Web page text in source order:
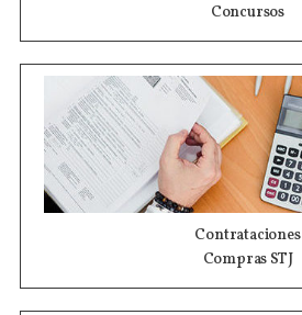
Concursos
Contrataciones
Compras STJ